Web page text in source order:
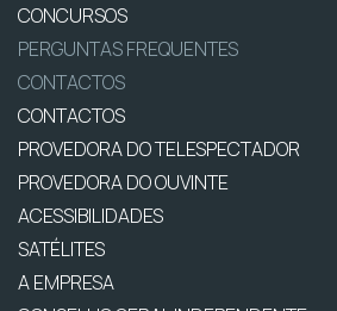
CONCURSOS
PERGUNTAS FREQUENTES
CONTACTOS
CONTACTOS
PROVEDORA DO TELESPECTADOR
PROVEDORA DO OUVINTE
ACESSIBILIDADES
SATÉLITES
A EMPRESA